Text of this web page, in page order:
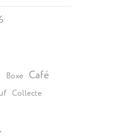
Boxe Café
Collecte